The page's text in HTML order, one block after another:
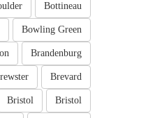
Bottineau
Bowling Green
Brandenburg
Brevard
Bristol
Bristol